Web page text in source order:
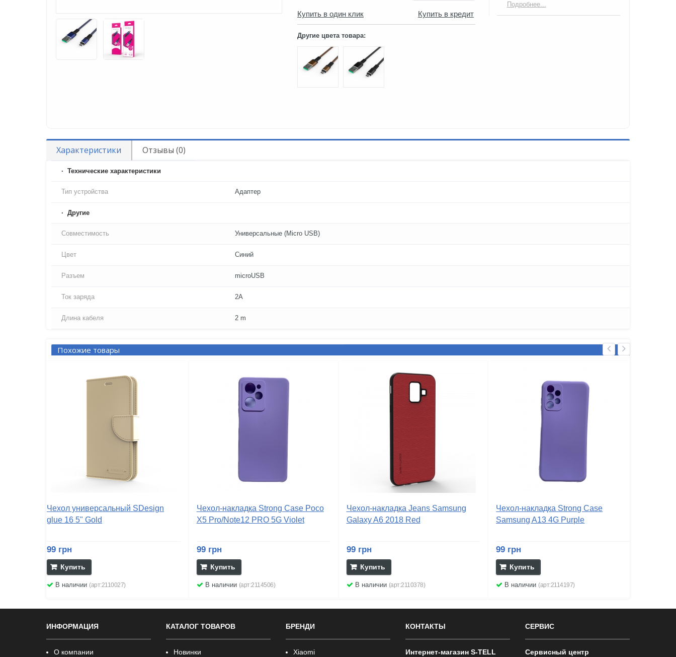
Купить в один клик Купить в кредит
Другие цвета товара:
Подробнее...
Характеристики Отзывы (0)
Технические характеристики
Тип устройства Адаптер
Другие
Совместимость Универсальные (Micro USB)
Цвет Синий
Разъем microUSB
Ток заряда 2A
Длина кабеля 2 m
Похожие товары
Чехол универсальный SDesign
glue 16 5" Gold
99 грн
Купить
В наличии (арт:2110027)
Чехол-накладка Strong Case Poco
X5 Pro/Note12 PRO 5G Violet
99 грн
Купить
В наличии (арт:2114506)
Чехол-накладка Jeans Samsung
Galaxy A6 2018 Red
99 грн
Купить
В наличии (арт:2110378)
Чехол-накладка Strong Case
Samsung A13 4G Purple
99 грн
Купить
В наличии(арт:2114197)
ИНФОРМАЦИЯ
О компании
КАТАЛОГ ТОВАРОВ
Новинки
БРЕНДИ
Xiaomi
КОНТАКТЫ
Интернет-магазин S-TELL
СЕРВИС
Сервисный центр